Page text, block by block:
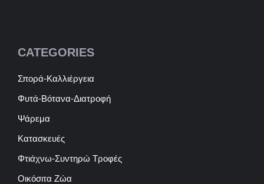
CATEGORIES
Σπορά-Καλλιέργεια
Φυτά-Βότανα-Διατροφή
Ψάρεμα
Κατασκευές
Φτιάχνω-Συντηρώ Τροφές
Οικόσιτα Ζώα